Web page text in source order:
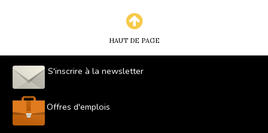
HAUT DE PAGE
S'inscrire à la newsletter
Offres d'emplois